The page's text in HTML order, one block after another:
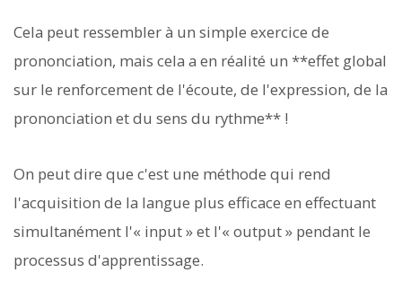
Cela peut ressembler à un simple exercice de
prononciation, mais cela a en réalité un **effet global
sur le renforcement de l'écoute, de l'expression, de la
prononciation et du sens du rythme** !
On peut dire que c'est une méthode qui rend
l'acquisition de la langue plus efficace en effectuant
simultanément l'« input » et l'« output » pendant le
processus d'apprentissage.